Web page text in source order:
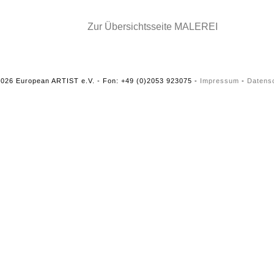
Zur Übersichtsseite MALEREI
European ARTIST e.V. - Fon: +49 (0)2053 923075 - Impressum -